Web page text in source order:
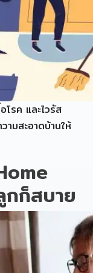
โรค และไวรัส
ามสะอาดบ้านให้
กก็สบาย